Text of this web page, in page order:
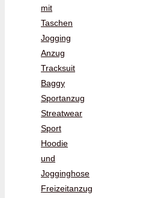
mit
Taschen
Jogging
Anzug
Tracksuit
Baggy
Sportanzug
Streatwear
Sport
Hoodie
und
Jogginghose
Freizeitanzug